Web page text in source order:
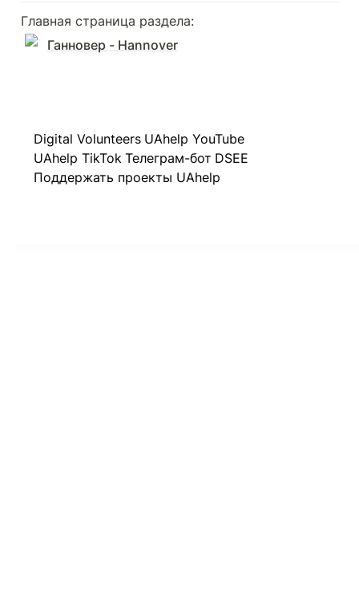
Главная страница раздела:
Ганновер - Hannover
Digital Volunteers UAhelp YouTube
UAhelp TikTok Телеграм-бот DSEE
Поддержать проекты UAhelp